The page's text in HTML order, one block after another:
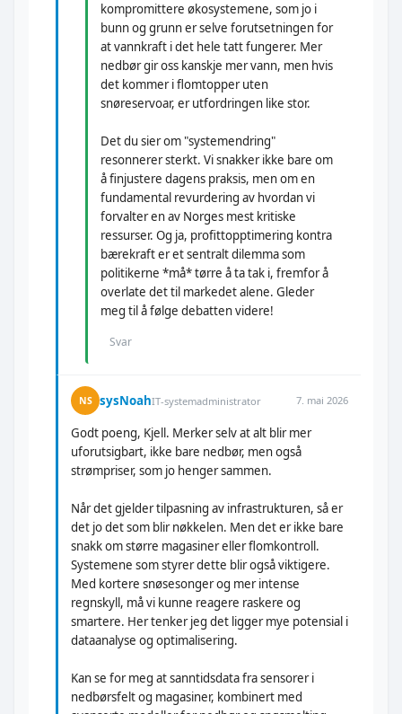
kompromittere økosystemene, som jo i
bunn og grunn er selve forutsetningen for
at vannkraft i det hele tatt fungerer. Mer
nedbør gir oss kanskje mer vann, men hvis
det kommer i flomtopper uten
snøreservoar, er utfordringen like stor.
Det du sier om "systemendring"
resonnerer sterkt. Vi snakker ikke bare om
å finjustere dagens praksis, men om en
fundamental revurdering av hvordan vi
forvalter en av Norges mest kritiske
ressurser. Og ja, profittopptimering kontra
bærekraft er et sentralt dilemma som
politikerne *må* tørre å ta tak i, fremfor å
overlate det til markedet alene. Gleder
meg til å følge debatten videre!
Svar
NS sysNoahIT-systemadministrator 7. mai 2026
Godt poeng, Kjell. Merker selv at alt blir mer
uforutsigbart, ikke bare nedbør, men også
strømpriser, som jo henger sammen.
Når det gjelder tilpasning av infrastrukturen, så er
det jo det som blir nøkkelen. Men det er ikke bare
snakk om større magasiner eller flomkontroll.
Systemene som styrer dette blir også viktigere.
Med kortere snøsesonger og mer intense
regnskyll, må vi kunne reagere raskere og
smartere. Her tenker jeg det ligger mye potensial i
dataanalyse og optimalisering.
Kan se for meg at sanntidsdata fra sensorer i
nedbørsfelt og magasiner, kombinert med